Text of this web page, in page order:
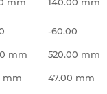
-60.00
mm 520.00 mm
mm 47.00 mm